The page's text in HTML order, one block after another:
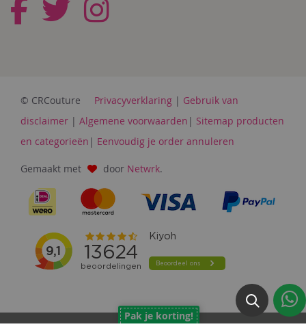
© CRCouture Privacyverklaring | Gebruik van
disclaimer | Algemene voorwaarden | Sitemap producten
en categorieën | Eenvoudig je order annuleren
Gemaakt met door Netwrk.
Copyright © 2026 CrCouture.nl. Alle rechten voorbehouden.
Pak je korting!